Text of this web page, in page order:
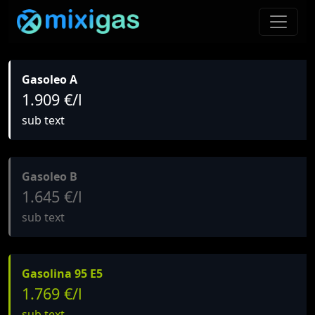
Gasoleo A
1.909 €/l
sub text
Gasoleo B
1.645 €/l
sub text
Gasolina 95 E5
1.769 €/l